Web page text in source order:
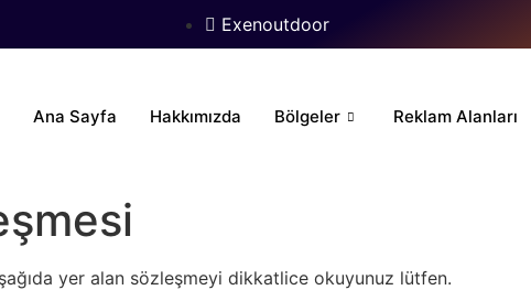
Exenoutdoor
Ana Sayfa Hakkımızda Bölgeler Reklam Alanları
yer alan sözleşmeyi dikkatlice okuyunuz lütfen.